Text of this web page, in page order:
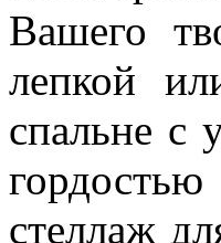
Вашего
лепкой
спальне с
стеллаж